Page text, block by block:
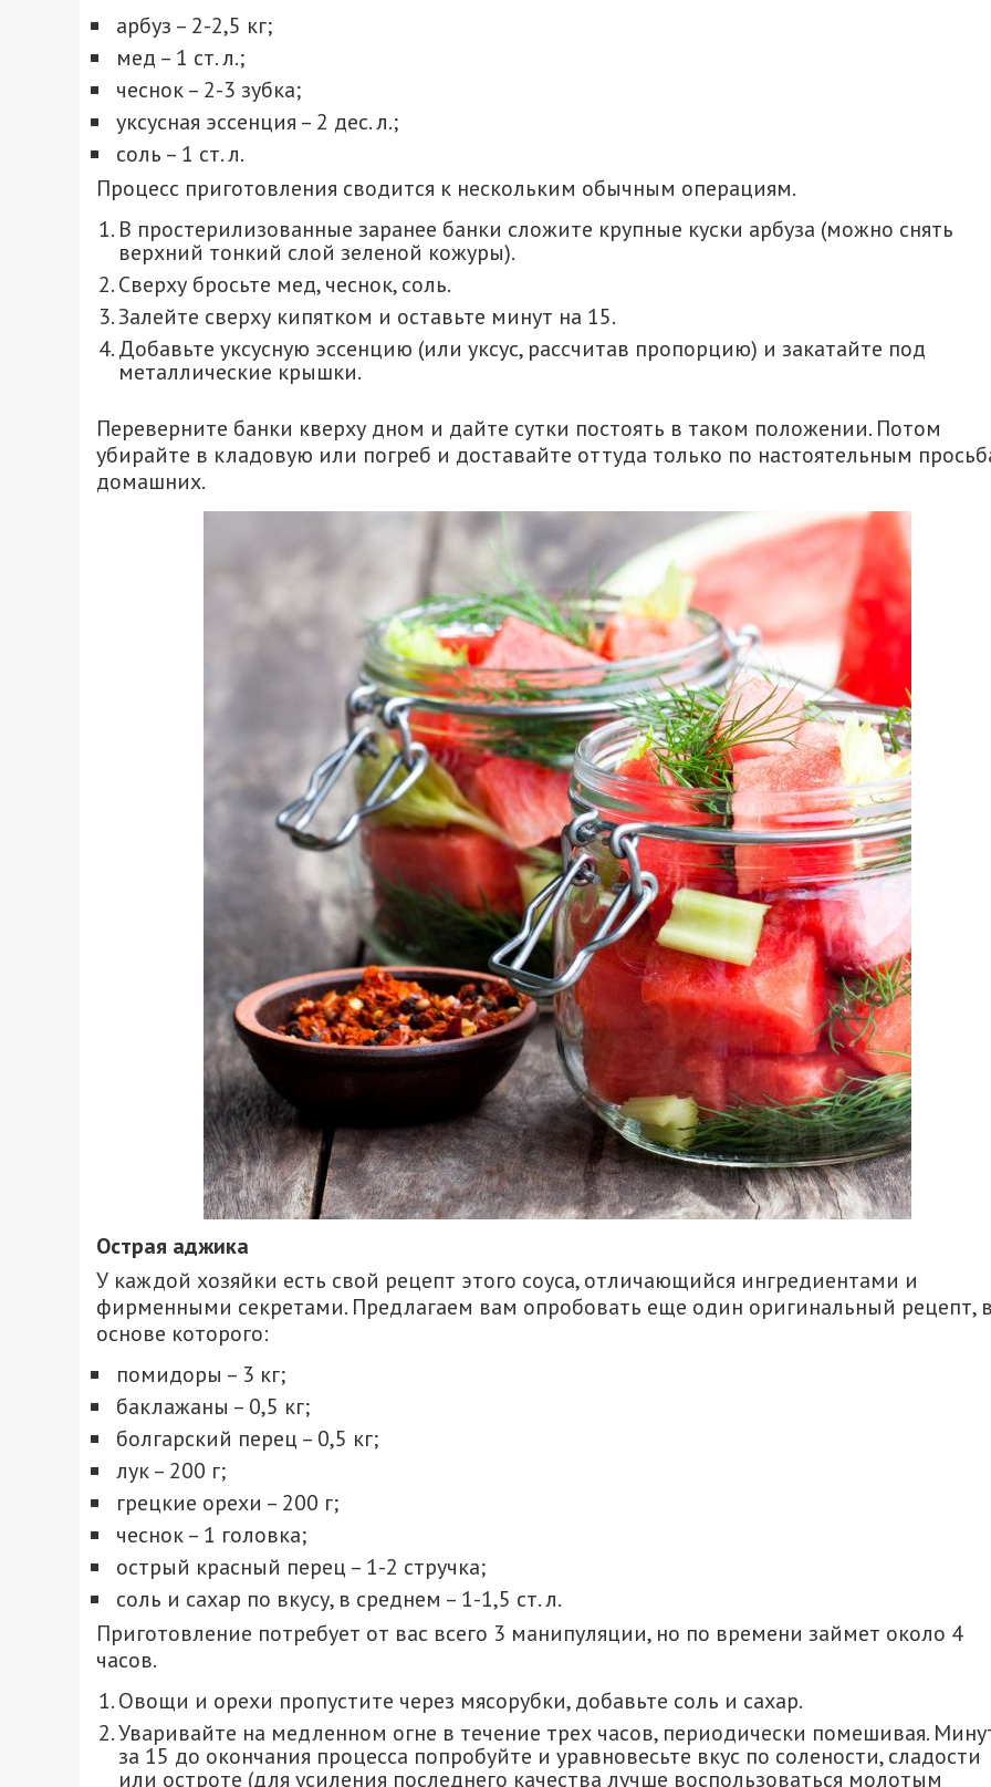
арбуз – 2-2,5 кг;
мед – 1 ст. л.;
чеснок – 2-3 зубка;
уксусная эссенция – 2 дес. л.;
соль – 1 ст. л.
Процесс приготовления сводится к нескольким обычным операциям.
В простерилизованные заранее банки сложите крупные куски арбуза (можно снять
верхний тонкий слой зеленой кожуры).
Сверху бросьте мед, чеснок, соль.
Залейте сверху кипятком и оставьте минут на 15.
Добавьте уксусную эссенцию (или уксус, рассчитав пропорцию) и закатайте под
металлические крышки.
Переверните банки кверху дном и дайте сутки постоять в таком положении. Потом
убирайте в кладовую или погреб и доставайте оттуда только по настоятельным
домашних.
Острая аджика
У каждой хозяйки есть свой рецепт этого соуса, отличающийся ингредиентами и
фирменными секретами. Предлагаем вам опробовать еще один оригинальный рецепт,
основе которого:
помидоры – 3 кг;
баклажаны – 0,5 кг;
болгарский перец – 0,5 кг;
лук – 200 г;
грецкие орехи – 200 г;
чеснок – 1 головка;
острый красный перец – 1-2 стручка;
соль и сахар по вкусу, в среднем – 1-1,5 ст. л.
Приготовление потребует от вас всего 3 манипуляции, но по времени займет около 4
часов.
Овощи и орехи пропустите через мясорубки, добавьте соль и сахар.
Уваривайте на медленном огне в течение трех часов, периодически помешивая.
за 15 до окончания процесса попробуйте и уравновесьте вкус по солености, сладости
или остроте (для усиления последнего качества лучше воспользоваться молотым